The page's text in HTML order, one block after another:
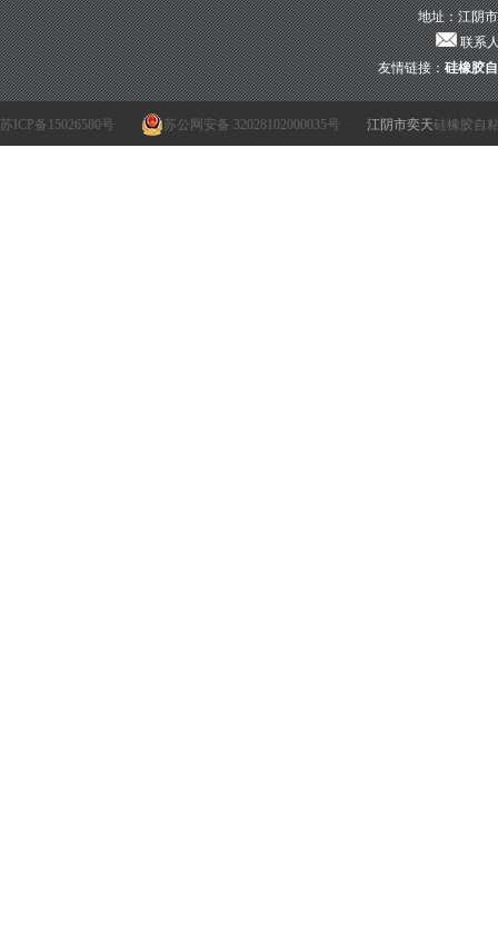
地址：江阴
联系
友情链接：硅橡胶
苏ICP备15026580号 苏公网安备 32028102000035号 江阴市奕天硅橡胶自